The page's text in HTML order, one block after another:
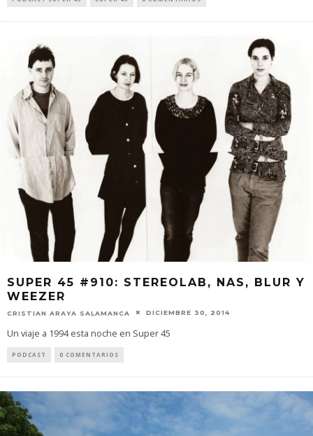
SUPER 45 #910: STEREOLAB, NAS, BLUR Y
WEEZER
CRISTIAN ARAYA SALAMANCA DICIEMBRE 30, 2014
Un viaje a 1994 esta noche en Super 45
PODCAST 0 COMENTARIOS